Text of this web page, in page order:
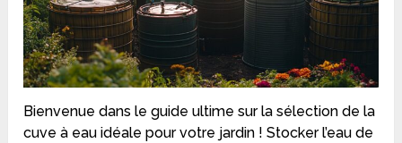
Bienvenue dans le guide ultime sur la sélection de la
cuve à eau idéale pour votre jardin ! Stocker l’eau de